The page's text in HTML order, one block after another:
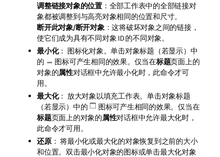
调整链接对象的位置：全部工作表中的全部链接对
象都被调整到与高亮对象相同的位置和尺寸。
断开此对象/断开对象 ：这将破坏对象之间的链接，
使它们成为具有不同对象 ID 的不同对象。
最小化： 图标化对象。单击对象标题（若显示）中
的
图标可产生相同的效果。仅当在标题页面上的
对象的属性对话框中允许最小化时，此命令才可
用。
最大化： 放大对象以填充工作表。单击对象标题
（若显示）中的
图标可产生相同的效果。仅当在
标题页面上的对象的属性对话框中允许最大化时，
此命令才可用。
还原： 将最小化或最大化的对象恢复到之前的大小
和位置。双击最小化对象的图标或单击最大化对象